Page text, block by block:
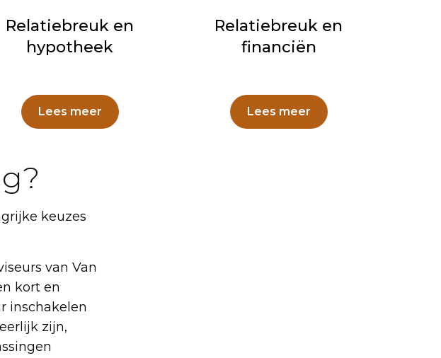
Relatiebreuk en
hypotheek
Lees meer
Relatiebreuk en
financiën
Lees meer
keuzes
van Van
kort en
inschakelen
zijn,